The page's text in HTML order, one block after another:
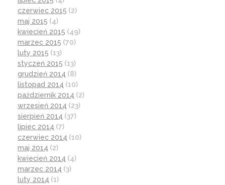
czerwiec 2015 (2)
maj 2015 (4)
kwiecień 2015 (49)
marzec 2015 (70)
luty 2015 (13)
styczeń 2015 (13)
grudzień 2014 (8)
listopad 2014 (10)
październik 2014 (2)
wrzesień 2014 (23)
sierpień 2014 (37)
lipiec 2014 (7)
czerwiec 2014 (10)
maj 2014 (2)
kwiecień 2014 (4)
marzec 2014 (3)
luty 2014 (1)